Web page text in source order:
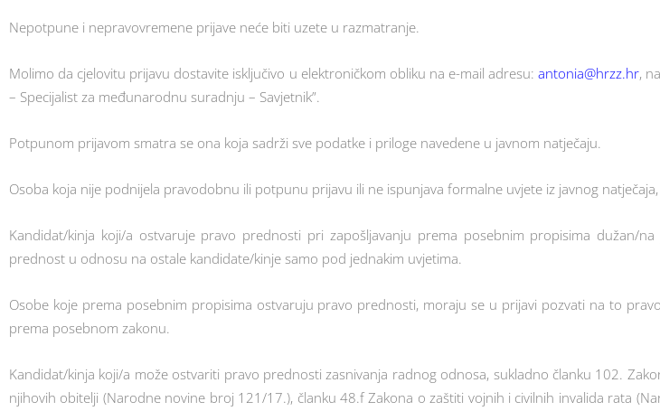
Nepotpune i nepravovremene prijave neće biti uzete u razmatranje.
Molimo da cjelovitu prijavu dostavite isključivo u elektroničkom obliku na e-mail adresu:antonia@hrzz.hr,
– Specijalist za međunarodnu suradnju – Savjetnik”.
Potpunom prijavom smatra se ona koja sadrži sve podatke i priloge navedene u javnom natječaju.
Osoba koja nije podnijela pravodobnu ili potpunu prijavu ili ne ispunjava formalne uvjete iz javnog
Kandidat/kinja koji/a ostvaruje pravo prednosti pri zapošljavanju prema posebnim propisima dužan/
prednost u odnosu na ostale kandidate/kinje samo pod jednakim uvjetima.
Osobe koje prema posebnim propisima ostvaruju pravo prednosti, moraju se u prijavi pozvati na to
prema posebnom zakonu.
Kandidat/kinja koji/a može ostvariti pravo prednosti zasnivanja radnog odnosa, sukladno članku 102.
njihovih obitelji (Narodne novine broj 121/17.), članku 48.f Zakona o zaštiti vojnih i civilnih invalida rata